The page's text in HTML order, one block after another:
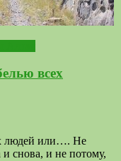
всех
людей или…. Не
снова, и не потому,